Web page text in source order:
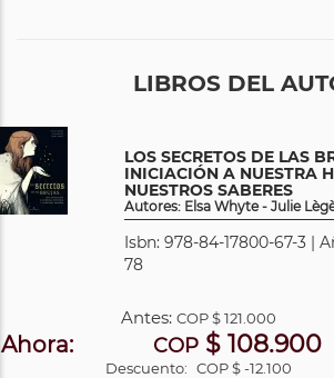
LIBROS DEL
LOS SECRETOS DE LAS
INICIACIÓN A NUESTRA
NUESTROS SABERES
Autores: Elsa Whyte - Julie
Isbn: 978-84-17800-67-3 |
78
Antes:COP$ 121.000
Ahora: COP $ 108.900
Descuento: COP $ -12.100